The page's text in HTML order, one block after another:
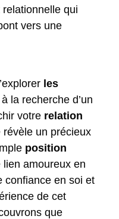
qui
vers une
les
la recherche d’un
votre relation
un précieux
position
amoureux en
confiance en soi et
de cet
que